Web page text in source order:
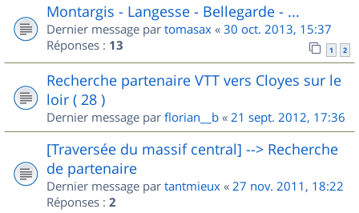
Montargis - Langesse - Bellegarde - ...
Dernier message par tomasax « 30 oct. 2013, 15:37
Réponses : 13 1 2
Recherche partenaire VTT vers Cloyes sur le
loir ( 28 )
Dernier message par florian__b « 21 sept. 2012, 17:36
[Traversée du massif central] --> Recherche
de partenaire
Dernier message par tantmieux « 27 nov. 2011, 18:22
Réponses : 2